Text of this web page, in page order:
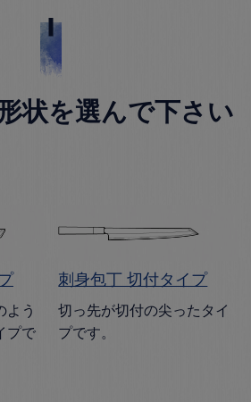
状を選んで下さい
よう
プで
刺身包丁 切付タイプ
切っ先が切付の尖ったタイ
プです。